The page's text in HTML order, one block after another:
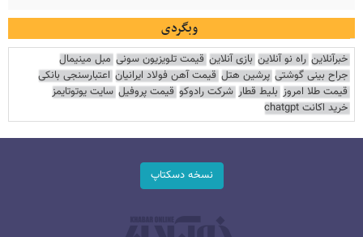
وبگردی
خبرآنلاین راه نو آنلاین بازی آنلاین قیمت تلویزیون سونی مبل مینیمال
جراح بینی گوشتی پرشین هتل قیمت آهن فولاد ایرانیان اعتبارسنجی بانکی
قیمت طلا امروز بلیط قطار شرکت رادوکو قیمت پروفیل سایت یوتوتایمز
خرید اکانت chatgpt
نسخه دسکتاپ